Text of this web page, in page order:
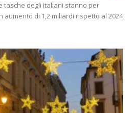
tasche degli italiani stanno per
aumento di 1,2 miliardi rispetto al 2024